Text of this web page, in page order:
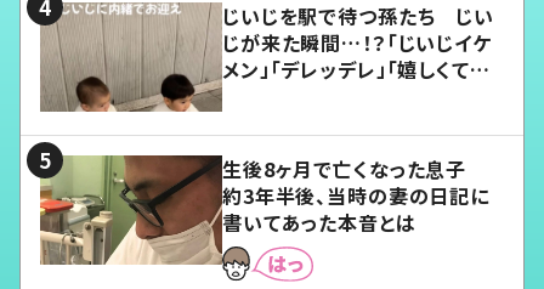
じいじを駅で待つ孫たち じい
じが来た瞬間…！？「じいじイケ
メン」「デレッデレ」「嬉しくて可
生後8ヶ月で亡くなった息子
約3年半後、当時の妻の日記に
書いてあった本音とは